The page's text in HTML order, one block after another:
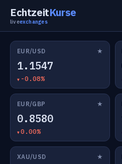
EchtzeitKurse
liveexchanges
EUR/USD ★
1.1547
-0.08%
EUR/GBP ★
0.8580
0.00%
XAU/USD ★